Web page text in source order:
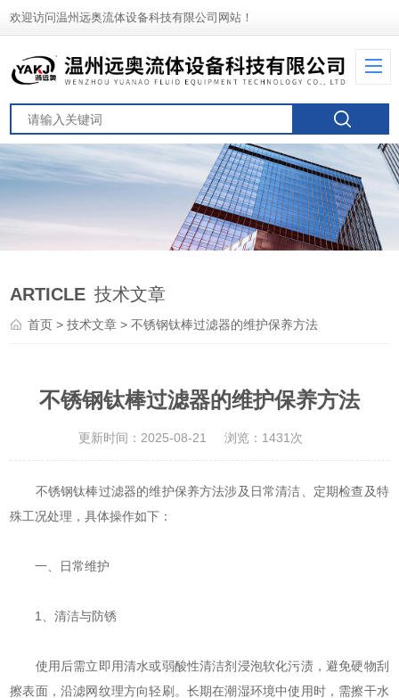
欢迎访问温州远奥流体设备科技有限公司网站！
ARTICLE 技术文章
首页 >技术文章 > 不锈钢钛棒过滤器的维护保养方法
不锈钢钛棒过滤器的维护保养方法
更新时间：2025-08-21 浏览：1431次
不锈钢钛棒过滤器的维护保养方法涉及日常清洁、定期检查及特
殊工况处理，具体操作如下：
一、日常维护
‌1、清洁与防锈‌
使用后需立即用清水或弱酸性清洁剂浸泡软化污渍，避免硬物刮
擦表面，沿滤网纹理方向轻刷。长期在潮湿环境中使用时，需擦干水